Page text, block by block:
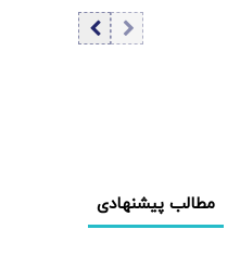
ذخایر تسلیحاتی آن
همخوانی ندارد |
همچنان نسخه
قناعت و پاکسازی
آزاد رقابتی را با
برچسب کاپیتالیسم
مطالب پیشنهادی